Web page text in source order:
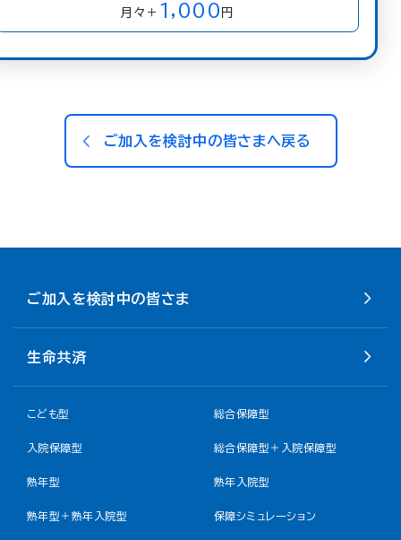
月々＋ 1,000 円
ご加入を検討中の皆さまへ戻る
ご加入を検討中の皆さま
生命共済
こども型 総合保障型
入院保障型 総合保障型＋入院保障型
熟年型 熟年入院型
熟年型＋熟年入院型 保障シミュレーション